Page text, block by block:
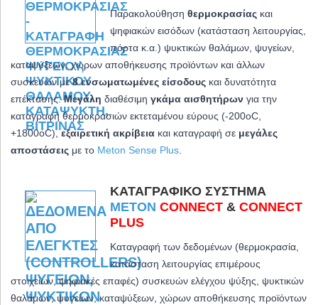
Παρακολούθηση θερμοκρασίας και
ψηφιακών εισόδων (κατάσταση λειτουργίας,
πόρτα κ.α.) ψυκτικών θαλάμων, ψυγείων,
καταψύξεων, χώρων αποθήκευσης προϊόντων και άλλων
συσκευών με8 ενσωματωμένες είσοδους και δυνατότητα
επέκτασης.Μεγάλη διαθέσιμη γκάμα αισθητήρων για την
καταγραφή θερμοκρασιών εκτεταμένου εύρους (-200oC,
+1800oC),εξαιρετική ακρίβεια και καταγραφή σε μεγάλες
αποστάσεις με το Meton Sense Plus
ΚΑΤΑΓΡΑΦΙΚΌ ΣΎΣΤΗΜΑ
METON CONNECT & CONNECT
PLUS
Καταγραφή των δεδομένων (θερμοκρασία,
κατάσταση λειτουργίας επιμέρους
στοιχείων, ψηφιακές επαφές) συσκευών ελέγχου ψύξης, ψυκτικών
θαλάμων, ψυγείων, καταψύξεων, χώρων αποθήκευσης προϊόντων